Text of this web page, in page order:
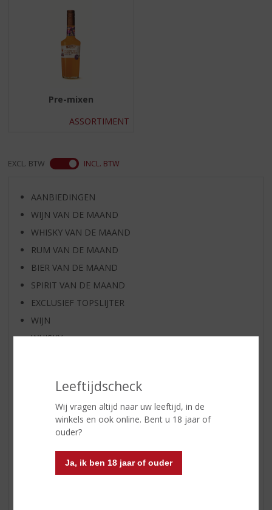
a
Leeftijdscheck
Wij vragen altijd naar uw leeftijd, in de
winkels en ook online. Bent u 18 jaar of
ouder?
Ja, ik ben 18 jaar of ouder
Pre-mixen
ASSORTIMENT
EXCL. BTW INCL. BTW
AANBIEDINGEN
WIJN VAN DE MAAND
WHISKY VAN DE MAAND
RUM VAN DE MAAND
BIER VAN DE MAAND
SPIRIT VAN DE MAAND
EXCLUSIEF TOPSLIJTER
WIJN
WHISKY
GEDISTILLEERD OVERIG
SHOTJES
KANT EN KLAAR
GLASWERK